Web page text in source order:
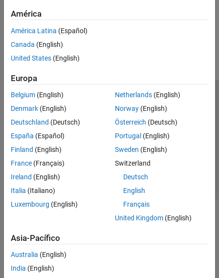
América
América Latina (Español)
Canada (English)
United States (English)
Europa
Belgium (English)
Denmark (English)
Deutschland (Deutsch)
España (Español)
Finland (English)
France (Français)
Ireland (English)
Italia (Italiano)
Luxembourg (English)
Netherlands(English)
Norway(English)
Österreich (Deutsch)
Portugal (English)
Sweden (English)
Switzerland
Deutsch
English
Français
United Kingdom(English)
Asia-Pacífico
Australia (English)
India (English)
Centro de confianza
Marcas comerciales
Política de privacidad
Antipiratería
Estado de las aplicaciones
Información de contacto
© 1994-2026 The MathWorks, Inc.
Seleccione un país/